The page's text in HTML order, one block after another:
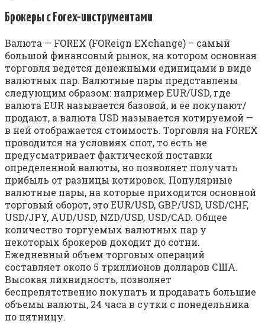
Брокеры с Forex-инструментами
Валюта — FOREX (FOReign EXchange) – самый
большой финансовый рынок, на котором основная
торговля ведется денежными единицами в виде
валютных пар. Валютные пары представлены
следующим образом: например EUR/USD, где
валюта ЕUR называется базовой, и ее покупают/
продают, а валюта USD называется котируемой —
в ней отображается стоимость. Торговля на FOREX
проводится на условиях спот, то есть не
предусматривает фактической поставки
определенной валюты, но позволяет получать
прибыль от разницы котировок. Популярные
валютные пары, на которые приходится основной
торговый оборот, это EUR/USD, GBP/USD, USD/CHF,
USD/JPY, AUD/USD, NZD/USD, USD/CAD. Общее
количество торгуемых валютных пар у
некоторых брокеров доходит до сотни.
Ежедневный объем торговых операций
составляет около 5 триллионов долларов США.
Высокая ликвидность, позволяет
беспрепятственно покупать и продавать большие
объемы валюты, 24 часа в сутки с понедельника
по пятницу.